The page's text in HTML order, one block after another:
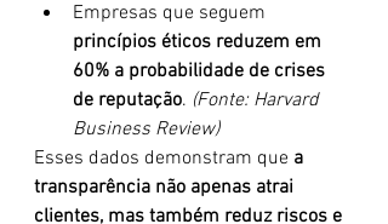
Empresas que seguem
princípios éticos reduzem em
60% a probabilidade de crises
de reputação. (Fonte: Harvard
Business Review)
Esses dados demonstram que a
transparência não apenas atrai
clientes, mas também reduz riscos e